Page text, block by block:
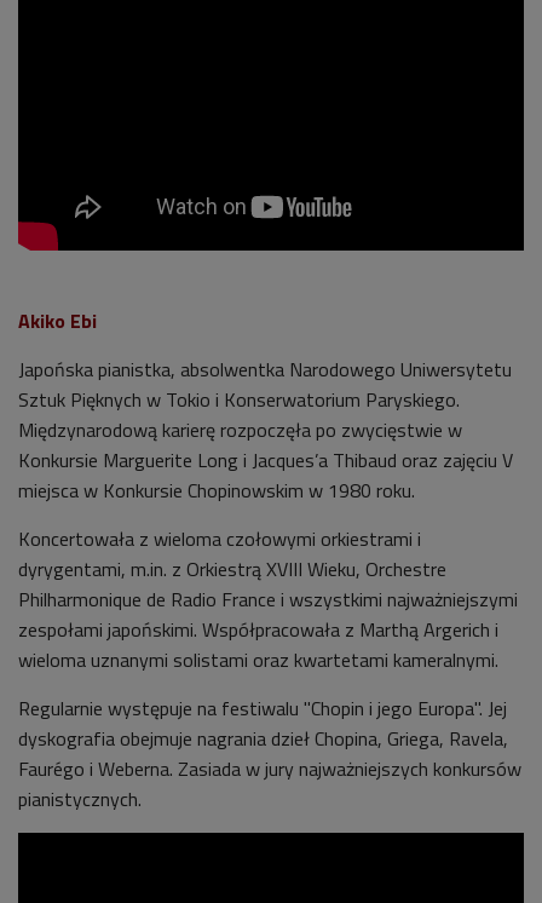
Akiko Ebi
Japońska pianistka, absolwentka Narodowego Uniwersytetu
Sztuk Pięknych w Tokio i Konserwatorium Paryskiego.
Międzynarodową karierę rozpoczęła po zwycięstwie w
Konkursie Marguerite Long i Jacques’a Thibaud oraz zajęciu V
miejsca w Konkursie Chopinowskim w 1980 roku.
Koncertowała z wieloma czołowymi orkiestrami i
dyrygentami, m.in. z Orkiestrą XVIII Wieku, Orchestre
Philharmonique de Radio France i wszystkimi najważniejszymi
zespołami japońskimi. Współpracowała z Marthą Argerich i
wieloma uznanymi solistami oraz kwartetami kameralnymi.
Regularnie występuje na festiwalu "Chopin i jego Europa". Jej
dyskografia obejmuje nagrania dzieł Chopina, Griega, Ravela,
Faurégo i Weberna. Zasiada w jury najważniejszych konkursów
pianistycznych.